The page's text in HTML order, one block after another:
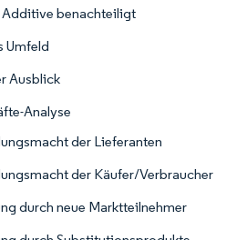
benachteiligt
Umfeld
Ausblick
Analyse
der Lieferanten
der Käufer/Verbraucher
durch neue Marktteilnehmer